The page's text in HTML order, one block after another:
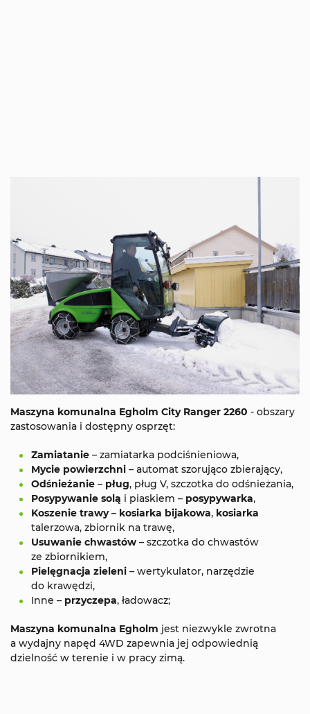
Maszyna komunalna Egholm City Ranger 2260 - obszary
zastosowania i dostępny osprzęt:
Zamiatanie – zamiatarka podciśnieniowa,
Mycie powierzchni – automat szorująco zbierający,
Odśnieżanie – pług, pług V, szczotka do odśnieżania,
Posypywanie solą i piaskiem – posypywarka,
Koszenie trawy– kosiarka bijakowa, kosiarka
talerzowa, zbiornik na trawę,
Usuwanie chwastów – szczotka do chwastów
ze zbiornikiem,
Pielęgnacja zieleni – wertykulator, narzędzie
do krawędzi,
Inne – przyczepa, ładowacz;
Maszyna komunalna Egholm jest niezwykle zwrotna
a wydajny napęd 4WD zapewnia jej odpowiednią
dzielność w terenie i w pracy zimą.